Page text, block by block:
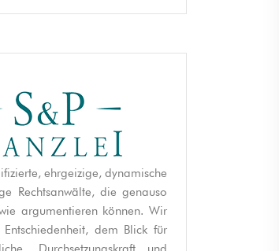
ehrgeizige, dynamische
Rechtsanwälte, die genauso
argumentieren können. Wir
dem Blick für